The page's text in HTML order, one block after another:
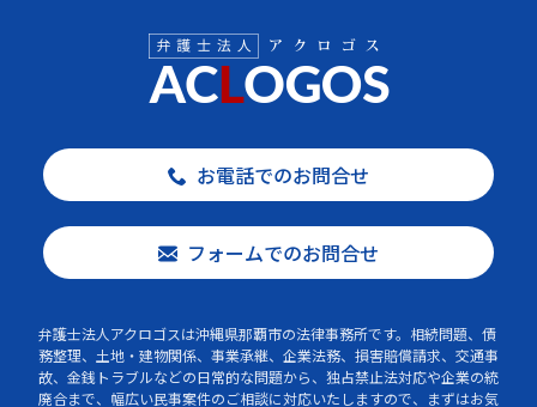
お電話でのお問合せ
フォームでのお問合せ
弁護士法人アクロゴスは沖縄県那覇市の法律事務所です。相続問題、債
務整理、土地・建物関係、事業承継、企業法務、損害賠償請求、交通事
故、金銭トラブルなどの日常的な問題から、独占禁止法対応や企業の統
廃合まで、幅広い民事案件のご相談に対応いたしますので、まずはお気